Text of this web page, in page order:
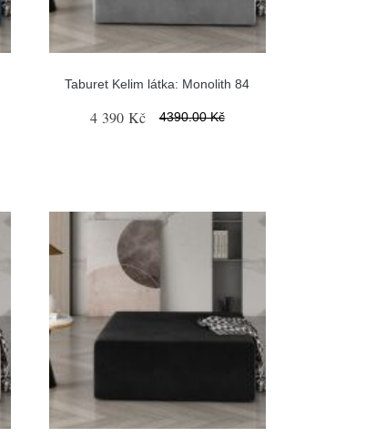
Taburet Kelim látka: Monolith 84
4 390 Kč 4390.00 Kč